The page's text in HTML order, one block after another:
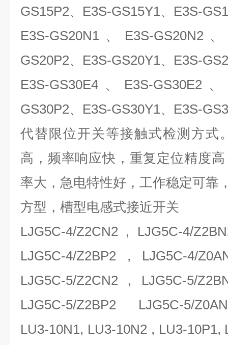
GS15P2、E3S-GS15Y1、E3S-
E3S-GS20N1 、E3S-GS20N2
GS20P2、E3S-GS20Y1、E3S-
E3S-GS30E4 、E3S-GS30E2
GS30P2、E3S-GS30Y1、E3S-
代替限位开关等接触式检测方式
高，频率响应快，重复定位精度
率大，急电特性好，工作稳定可靠
方型，槽型电感式接近开关
LJG5C-4/Z2CN2 , LJG5C-4/
LJG5C-4/Z2BP2 , LJG5C-4/
LJG5C-5/Z2CN2 , LJG5C-5/
LJG5C-5/Z2BP2 LJG5C-5/
LU3-10N1, LU3-10N2 , LU3-